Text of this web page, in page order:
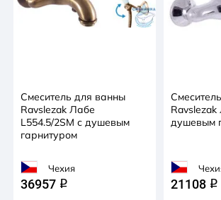
Смеситель для ванны
Ravslezak Лабе
L554.5/2SM с душевым
гарнитуром
Чехия
36957 q
душевым
21108 q